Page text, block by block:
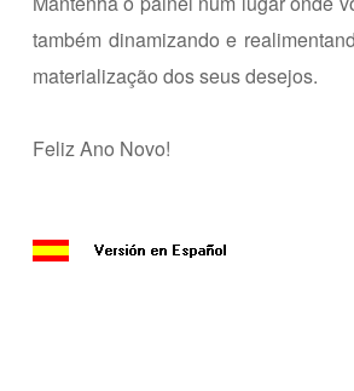
também dinamizando e
materialização dos seus desejos.
Feliz Ano Novo!